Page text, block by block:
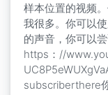
样本位置的视频
我很多。你可以
的声音，你可以
https：//
subscriberthere